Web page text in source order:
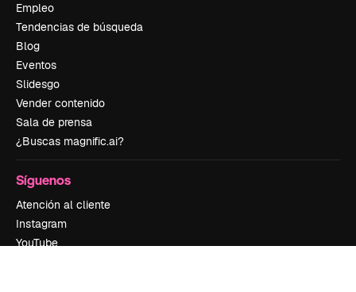
Empleo
Tendencias de búsqueda
Blog
Eventos
Slidesgo
Vender contenido
Sala de prensa
¿Buscas magnific.ai?
Síguenos
Atención al cliente
Instagram
YouTube